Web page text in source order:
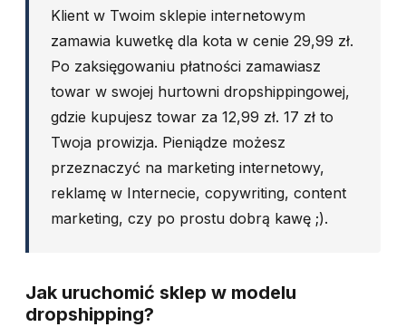
Klient w Twoim sklepie internetowym
zamawia kuwetkę dla kota w cenie 29,99 zł.
Po zaksięgowaniu płatności zamawiasz
towar w swojej hurtowni dropshippingowej,
gdzie kupujesz towar za 12,99 zł. 17 zł to
Twoja prowizja. Pieniądze możesz
przeznaczyć na marketing internetowy,
reklamę w Internecie, copywriting, content
marketing, czy po prostu dobrą kawę ;).
Jak uruchomić sklep w modelu
dropshipping?